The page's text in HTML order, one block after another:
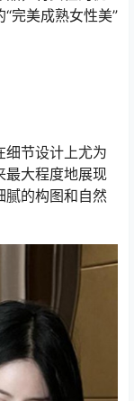
完美成熟女性美”
细节设计上尤为
最大程度地展现
腻的构图和自然